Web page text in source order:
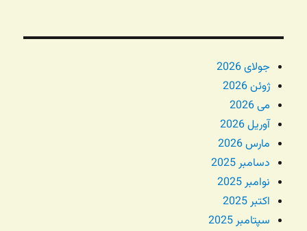
جولای 2026
ژوئن 2026
می 2026
آوریل 2026
مارس 2026
دسامبر 2025
نوامبر 2025
اکتبر 2025
سپتامبر 2025